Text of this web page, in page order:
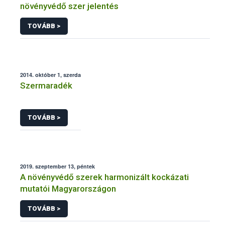
növényvédő szer jelentés
TOVÁBB >
2014. október 1, szerda
Szermaradék
TOVÁBB >
2019. szeptember 13, péntek
A növényvédő szerek harmonizált kockázati
mutatói Magyarországon
TOVÁBB >